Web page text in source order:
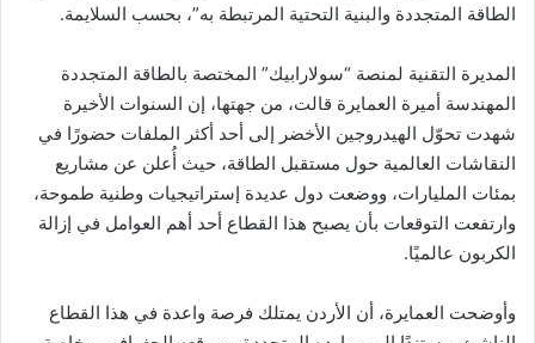
الطاقة المتجددة والبنية التحتية المرتبطة به”، بحسب السلايمة.
المديرة التقنية لمنصة “سولارابيك” المختصة بالطاقة المتجددة
المهندسة أميرة العمايرة قالت، من جهتها، إن السنوات الأخيرة
شهدت تحوّل الهيدروجين الأخضر إلى أحد أكثر الملفات حضورًا في
النقاشات العالمية حول مستقبل الطاقة، حيث أُعلن عن مشاريع
بمئات المليارات، ووضعت دول عديدة إستراتيجيات وطنية طموحة،
وارتفعت التوقعات بأن يصبح هذا القطاع أحد أهم العوامل في إزالة
الكربون عالميًا.
وأوضحت العمايرة، أن الأردن يمتلك فرصة واعدة في هذا القطاع